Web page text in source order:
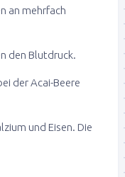
an mehrfach
den Blutdruck.
der Acai-Beere
und Eisen. Die